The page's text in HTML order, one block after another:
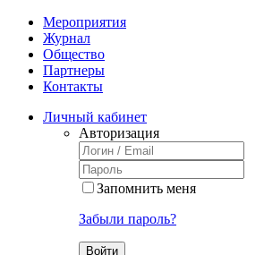
Мероприятия
Журнал
Общество
Партнеры
Контакты
Личный кабинет
Авторизация
Запомнить меня
Забыли пароль?
Войти